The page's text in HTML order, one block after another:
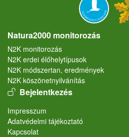
Natura2000 monitorozás
N2K monitorozás
N2K erdei élőhelytípusok
N2K módszertan, eredmények
N2K köszönetnyilvánítás
User account menu
Bejelentkezés
Lábléc
Impresszum
Adatvédelmi tájékoztató
Kapcsolat